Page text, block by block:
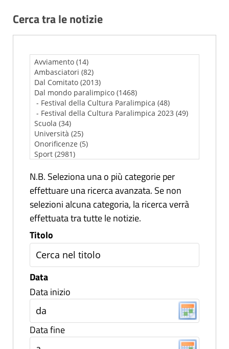
Cerca tra le notizie
N.B. Seleziona una o più categorie per
effettuare una ricerca avanzata. Se non
selezioni alcuna categoria, la ricerca verrà
effettuata tra tutte le notizie.
Titolo
Data
Data inizio
Data fine